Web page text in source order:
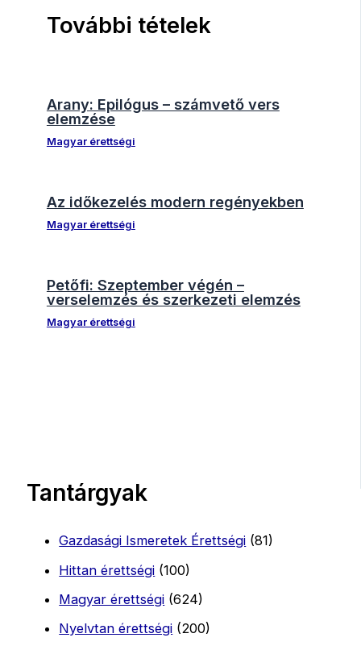
További tételek
Arany: Epilógus – számvető vers
elemzése
Magyar érettségi
Az időkezelés modern regényekben
Magyar érettségi
Petőfi: Szeptember végén –
verselemzés és szerkezeti elemzés
Magyar érettségi
Tantárgyak
Gazdasági Ismeretek Érettségi (81)
Hittan érettségi (100)
Magyar érettségi (624)
Nyelvtan érettségi (200)